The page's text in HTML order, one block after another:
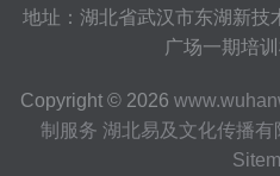
地址：湖北省武汉市东湖新技
广场一期培
Copyright © 2026
制服务 湖北易及文化传播有